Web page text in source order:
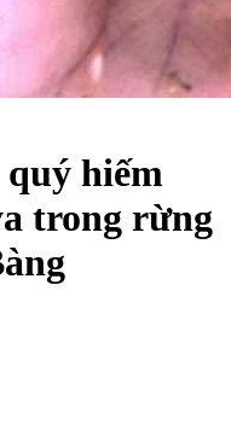
hiếm
trong rừng